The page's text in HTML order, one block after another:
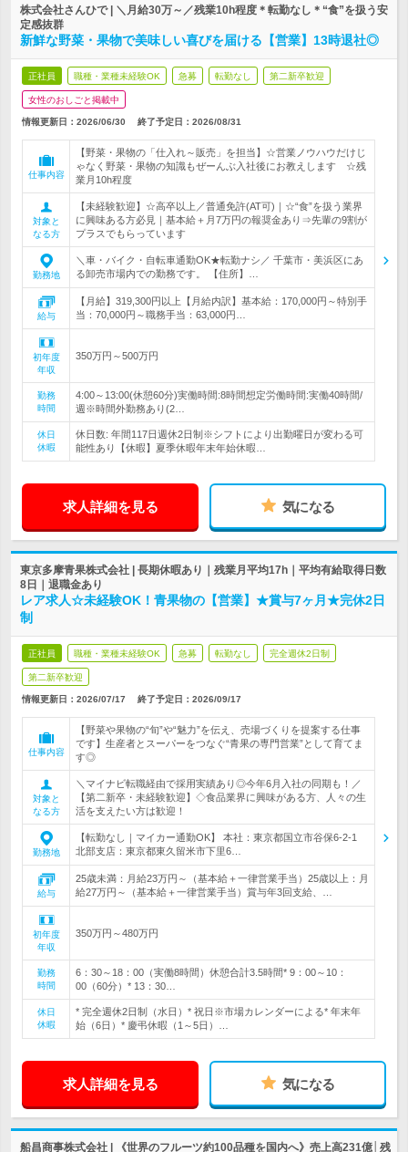
株式会社さんひで | ＼月給30万～／残業10h程度＊転勤なし＊“食”を扱う安
定感抜群
新鮮な野菜・果物で美味しい喜びを届ける【営業】13時退社◎
正社員 職種・業種未経験OK 急募 転勤なし 第二新卒歓迎
女性のおしごと掲載中
情報更新日：2026/06/30 終了予定日： 2026/08/31
仕事内容
【野菜・果物の「仕入れ～販売」を担当】☆営業ノウハウだけじ
ゃなく野菜・果物の知識もぜーんぶ入社後にお教えします ☆残
業月10h程度
対象と
なる方
【未経験歓迎】☆高卒以上／普通免許(AT可)｜☆“食”を扱う業界
に興味ある方必見｜基本給＋月7万円の報奨金あり⇒先輩の9割が
プラスでもらっています
勤務地
＼車・バイク・自転車通勤OK★転勤ナシ／ 千葉市・美浜区にあ
る卸売市場内での勤務です。 【住所】…
給与
【月給】319,300円以上【月給内訳】基本給：170,000円～特別手
当：70,000円～職務手当：63,000円…
初年度
年収
350万円～500万円
勤務
時間
4:00～13:00(休憩60分)実働時間:8時間想定労働時間:実働40時間/
週※時間外勤務あり(2…
休日
休暇
休日数: 年間117日週休2日制※シフトにより出勤曜日が変わる可
能性あり【休暇】夏季休暇年末年始休暇…
求人詳細を見る 気になる
東京多摩青果株式会社 | 長期休暇あり｜残業月平均17h｜平均有給取得日数
8日｜退職金あり
レア求人☆未経験OK！青果物の【営業】★賞与7ヶ月★完休2日
制
正社員 職種・業種未経験OK 急募 転勤なし 完全週休2日制
第二新卒歓迎
情報更新日：2026/07/17 終了予定日： 2026/09/17
仕事内容
【野菜や果物の“旬”や“魅力”を伝え、売場づくりを提案する仕事
です】生産者とスーパーをつなぐ“青果の専門営業”として育てま
す◎
対象と
なる方
＼マイナビ転職経由で採用実績あり◎今年6月入社の同期も！／
【第二新卒・未経験歓迎】◇食品業界に興味がある方、人々の生
活を支えたい方は歓迎！
勤務地
【転勤なし｜マイカー通勤OK】 本社：東京都国立市谷保6-2-1
北部支店：東京都東久留米市下里6…
給与
25歳未満：月給23万円～（基本給＋一律営業手当）25歳以上：月
給27万円～（基本給＋一律営業手当）賞与年3回支給、…
初年度
年収
350万円～480万円
勤務
時間
6：30～18：00（実働8時間）休憩合計3.5時間* 9：00～10：
00（60分）* 13：30…
休日
休暇
* 完全週休2日制（水日）* 祝日※市場カレンダーによる* 年末年
始（6日）* 慶弔休暇（1～5日）…
求人詳細を見る 気になる
船昌商事株式会社 | 《世界のフルーツ約100品種を国内へ》売上高231億│残